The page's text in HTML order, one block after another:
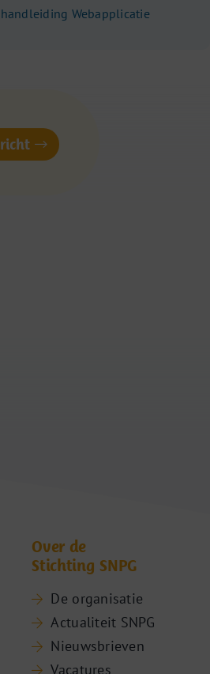
Webapplicatie
Over de
Stichting SNPG
De organisatie
Actualiteit SNPG
Nieuwsbrieven
Vacatures